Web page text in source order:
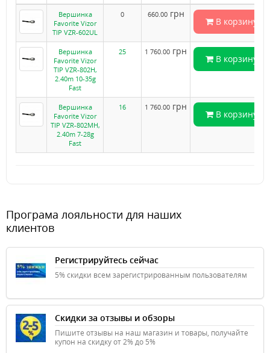
Вершинка
Favorite Vizor
TIP VZR-602UL
0 660.00грн
В корзину
Вершинка
Favorite Vizor
TIP VZR-802H,
2.40m 10-35g
Fast
25 1 760.00 грн
В корзину
Вершинка
Favorite Vizor
TIP VZR-802MH,
2.40m 7-28g
Fast
16 1 760.00 грн
В корзину
Програма лояльности для наших
клиентов
Регистрируйтесь сейчас
5% скидки всем зарегистрированным пользователям
Скидки за отзывы и обзоры
Пишите отзывы на наш магазин и товары, получайте
купон на скидку от 2% до 5%